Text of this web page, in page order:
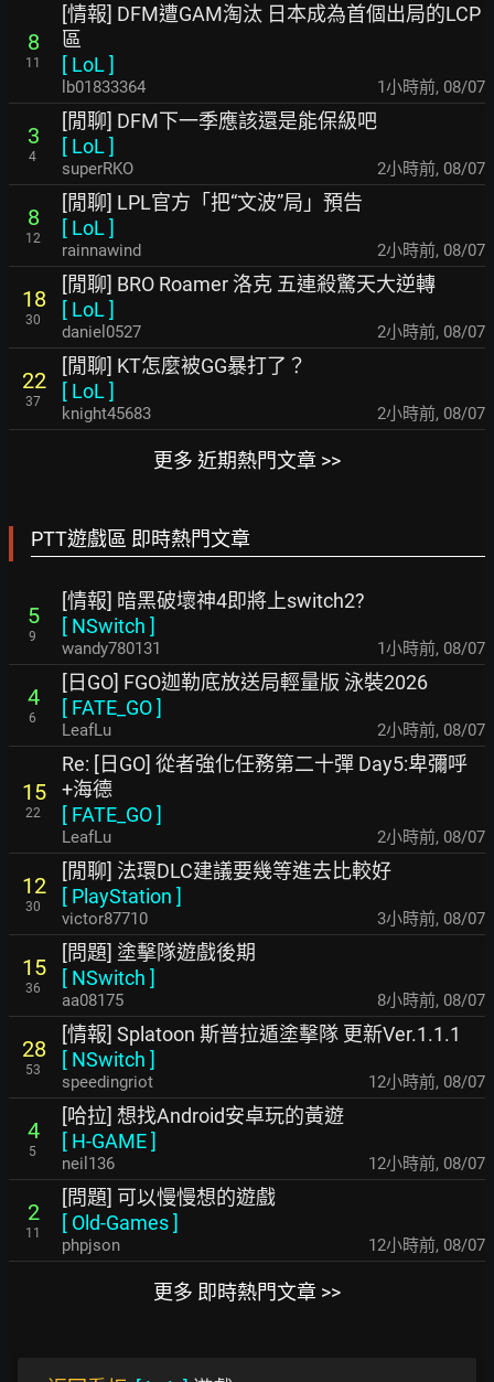
8
11
[情報] DFM遭GAM淘汰 日本成為首個出局的LCP
區
[ LoL ]
lb01833364 1小時前, 08/07
3
4
[閒聊] DFM下一季應該還是能保級吧
[ LoL ]
superRKO 2小時前, 08/07
8
12
[閒聊] LPL官方「把“文波”局」預告
[ LoL ]
rainnawind 2小時前, 08/07
18
30
[閒聊] BRO Roamer 洛克 五連殺驚天大逆轉
[ LoL ]
daniel0527 2小時前, 08/07
22
37
[閒聊] KT怎麼被GG暴打了？
[ LoL ]
knight45683 2小時前, 08/07
更多 近期熱門文章 >>
PTT遊戲區 即時熱門文章
5
9
[情報] 暗黑破壞神4即將上switch2?
[ NSwitch ]
wandy780131 1小時前, 08/07
4
6
[日GO] FGO迦勒底放送局輕量版 泳裝2026
[ FATE_GO]
LeafLu 2小時前, 08/07
15
22
Re: [日GO] 從者強化任務第二十彈 Day5:卑彌呼
+海德
[ FATE_GO]
LeafLu 2小時前, 08/07
12
30
[閒聊] 法環DLC建議要幾等進去比較好
[ PlayStation ]
victor87710 3小時前, 08/07
15
36
[問題] 塗擊隊遊戲後期
[ NSwitch ]
aa08175 8小時前, 08/07
28
53
[情報] Splatoon 斯普拉遁塗擊隊 更新Ver.1.1.1
[ NSwitch ]
speedingriot 12小時前, 08/07
4
5
[哈拉] 想找Android安卓玩的黃遊
[ H-GAME]
neil136 12小時前, 08/07
2
11
[問題] 可以慢慢想的遊戲
[ Old-Games]
phpjson 12小時前, 08/07
更多 即時熱門文章 >>